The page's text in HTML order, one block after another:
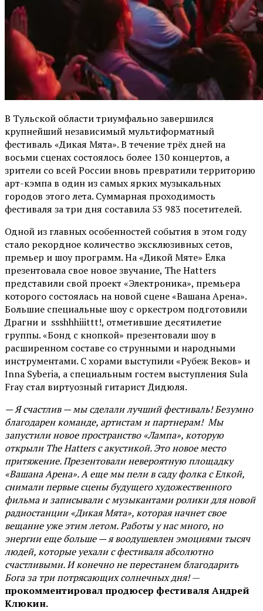
В Тульской области триумфально завершился
крупнейший независимый мультиформатный
фестиваль «Дикая Мята». В течение трёх дней на
восьми сценах состоялось более 130 концертов, а
зрители со всей России вновь превратили территорию
арт-кэмпа в один из самых ярких музыкальных
городов этого лета. Суммарная проходимость
фестиваля за три дня составила 53 983 посетителей.
Одной из главных особенностей события в этом году
стало рекордное количество эксклюзивных сетов,
премьер и шоу программ. На «Дикой Мяте» Ёлка
презентовала свое новое звучание, The Hatters
представили свой проект «Электроника», премьера
которого состоялась на новой сцене «Вашана Арена».
Большие специальные шоу с оркестром подготовили
Драгни и ssshhhiiittt!, отметившие десятилетие
группы. «Бонд с кнопкой» презентовали шоу в
расширенном составе со струнными и народными
инструментами. С хорами выступили «Рубеж Веков» и
Inna Syberia, а специальным гостем выступления Sula
Fray стал виртуозный гитарист Дидюля.
— Я счастлив — мы сделали лучший фестиваль! Безумно
благодарен команде, артистам и партнерам! Мы
запустили новое пространство «Лампа», которую
открыли The Hatters с акустикой. Это новое место
притяжение. Презентовали невероятную площадку
«Вашана Арена». А еще мы пели в саду фолка с Елкой,
снимали первые сцены будущего художественного
фильма и записывали с музыкантами ролики для новой
радиостанции «Дикая Мята», которая начнет свое
вещание уже этим летом. Работы у нас много, но
энергии еще больше — я воодушевлен эмоциями тысяч
людей, которые уехали с фестиваля абсолютно
счастливыми. И конечно не перестанем благодарить
Бога за три потрясающих солнечных дня!—
прокомментировал продюсер фестиваля Андрей
Клюкин.